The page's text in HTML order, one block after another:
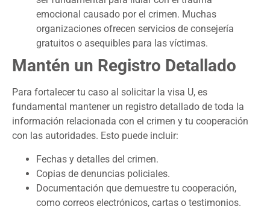
emocional causado por el crimen. Muchas
organizaciones ofrecen servicios de consejería
gratuitos o asequibles para las víctimas.
Mantén un Registro Detallado
Para fortalecer tu caso al solicitar la visa U, es
fundamental mantener un registro detallado de toda la
información relacionada con el crimen y tu cooperación
con las autoridades. Esto puede incluir:
Fechas y detalles del crimen.
Copias de denuncias policiales.
Documentación que demuestre tu cooperación,
como correos electrónicos, cartas o testimonios.